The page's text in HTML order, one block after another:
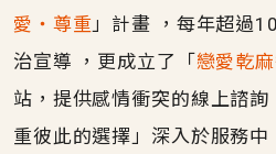
愛‧尊重」計畫 ，每年超過
治宣導 ，更成立了「 戀愛乾
站，提供感情衝突的線上諮
重彼此的選擇」深入於服務